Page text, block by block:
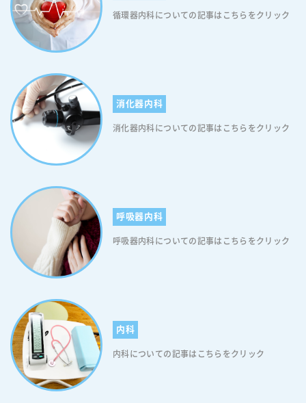
ため、医師の指導に従い、定期的に治療を受けてください。なお、舌下
免疫療法の治療期間は、通常3年から5年程度です。ただし、個人差があ
り、治療期間は患者の症状や反応によって異なる場合があります。 具
体的なデメリットについてはいつでもご相談ください 舌下免疫療法はア
期間が長く、副作用の可能性があるため、その点について理解しておく
必要があります。また、治療期間は数か月から数年にわたる場合があ
り、定期的な通院や検査が必要になるため、生活スタイルに合わせて計
画することも重要です。舌下免疫療法の治療を検討する際は、ご家族や
かかりつけの医師とよく相談し、慎重に決断することをお勧めします。
なお、当院ではアレルギー治療の一つとして舌下免疫療法を取り入れて
います。アレルギー症状についてご相談したい方、あるいはご自身のア
す。 【舌下免疫療法のデメリット1】治療期間が長い 舌下免疫療法は、
効果を期待するためには治療期間が必要であり、通常は数か月から数年
にわたって治療を受ける必要があります。そのため、患者さんにとって
は長期にわたる治療負担が発生することがあります。 【舌下免疫療法の
できない方がいます。次に該当する方は、舌下免疫療法の治療を受ける
ことができません。 ・重い気管支喘息の方 ・がんや免疫についての病
気がある方 ・対象のアレルギー（スギ花粉症またはダニ）ではない方
【舌下免疫療法のデメリット3】副作用が起こる可能性がある 舌下免疫
療法によって、稀にアレルギー症状を悪化させるだけでなく、吐き気、
じんましんなどの副作用が起こることがあります。しかし、注射による
アレルゲン免疫療法に比べ、副作用の発生率は低いとされています。
アナフィラキシーショックです。アナフィラキシーショックとは医薬品
などに対する急性の過敏反応により、蕁麻疹や嘔吐、息苦しさ、突然の
ショック症状などがみられることです。アナフィラキシーショックが生
じる頻度は非常にまれですが、症状が悪化すると、呼吸困難、血圧低
下、意識障害などを引き起こし、救急治療が必要となる場合がありま
す。したがって注意が必要です。アナフィラキシーショックや舌下免疫
は、次の通りです。 ＜舌下免疫療法の治療期間＞ 舌下免疫療法の治療
期間は、通常3年から5年程度です。ただし、個人差があり、治療期間は
患者の症状や反応によって異なる場合があります。なお、治療期間後
は、アレルゲンに対する耐性が維持される期間があるため、定期的なア
レルギー検査や医師の診察を受けることが推奨されます。 ＜舌下免疫療
法の費用＞ クリニックでの治療費と院外薬局での薬代と合わせて、スギ
循環器内科についての記事はこちらをクリック
消化器内科
消化器内科についての記事はこちらをクリック
呼吸器内科
呼吸器内科についての記事はこちらをクリック
内科
内科についての記事はこちらをクリック